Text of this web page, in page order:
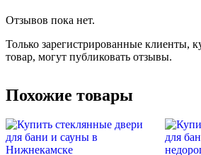
Отзывов пока нет.
Только зарегистрированные клиенты,
товар, могут публиковать отзывы.
Похожие товары